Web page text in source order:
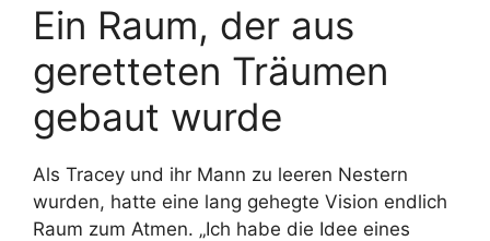
Ein Raum, der aus
geretteten Träumen
gebaut wurde
Als Tracey und ihr Mann zu leeren Nestern
wurden, hatte eine lang gehegte Vision endlich
Raum zum Atmen. „Ich habe die Idee eines